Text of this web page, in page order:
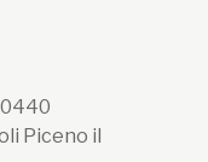
Piceno il